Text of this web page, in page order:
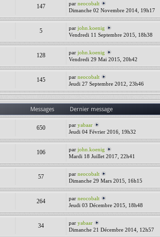
147 parneocobalt
Dimanche 02 Novembre 2014, 19h17
5 parjohn.koenig
Vendredi 11 Septembre 2015, 18h38
128 parjohn.koenig
Vendredi 29 Mai 2015, 20h42
145 parneocobalt
Jeudi 27 Septembre 2012, 23h46
Messages Dernier message
650 paryabaar
Jeudi 04 Février 2016, 19h32
106 parjohn.koenig
Mardi 18 Juillet 2017, 22h41
57 parneocobalt
Dimanche 29 Mars 2015, 16h15
264 parneocobalt
Jeudi 03 Décembre 2015, 18h48
34 paryabaar
Dimanche 21 Décembre 2014, 12h57